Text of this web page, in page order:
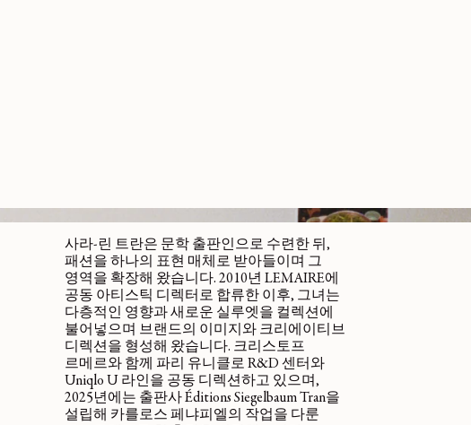
사라-린 트란은 문학 출판인으로 수련한 뒤,
패션을 하나의 표현 매체로 받아들이며 그
영역을 확장해 왔습니다. 2010년 LEMAIRE에
공동 아티스틱 디렉터로 합류한 이후, 그녀는
다층적인 영향과 새로운 실루엣을 컬렉션에
불어넣으며 브랜드의 이미지와 크리에이티브
디렉션을 형성해 왔습니다. 크리스토프
르메르와 함께 파리 유니클로 R&D 센터와
Uniqlo U 라인을 공동 디렉션하고 있으며,
2025년에는 출판사 Éditions Siegelbaum Tran을
설립해 카를로스 페냐피엘의 작업을 다룬